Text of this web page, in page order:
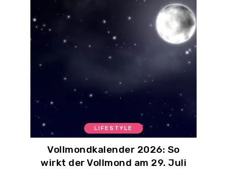
LIFESTYLE
Vollmondkalender 2026: So
wirkt der Vollmond am 29. Juli